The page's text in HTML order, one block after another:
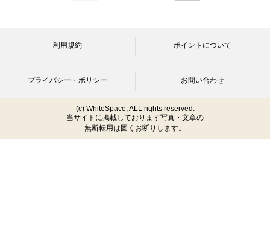
利用規約 ポイントについて
プライバシー・ポリシー お問い合わせ
(c) WhiteSpace, ALL rights reserved.
当サイトに掲載しております写真・文章の
無断転用は固くお断りします。